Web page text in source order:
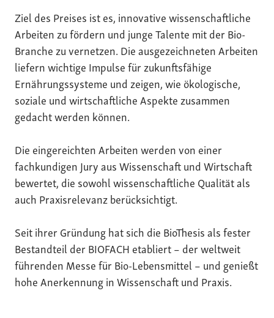
Ziel des Preises ist es, innovative wissenschaftliche
Arbeiten zu fördern und junge Talente mit der Bio-
Branche zu vernetzen. Die ausgezeichneten Arbeiten
liefern wichtige Impulse für zukunftsfähige
Ernährungssysteme und zeigen, wie ökologische,
soziale und wirtschaftliche Aspekte zusammen
gedacht werden können.
Die eingereichten Arbeiten werden von einer
fachkundigen Jury aus Wissenschaft und Wirtschaft
bewertet, die sowohl wissenschaftliche Qualität als
auch Praxisrelevanz berücksichtigt.
Seit ihrer Gründung hat sich die BioThesis als fester
Bestandteil der BIOFACH etabliert – der weltweit
führenden Messe für Bio-Lebensmittel – und genießt
hohe Anerkennung in Wissenschaft und Praxis.